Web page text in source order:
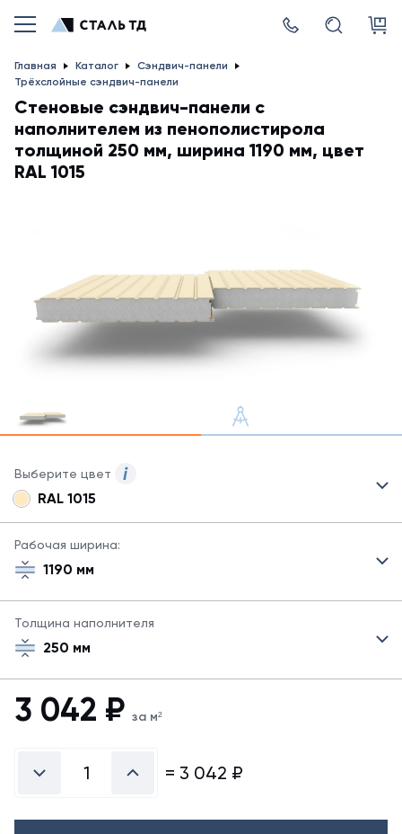
Главная Каталог
Сэндвич-панели
Трёхслойные сэндвич-панели
Стеновые сэндвич-панели с
наполнителем из пенополистирола
толщиной 250 мм, ширина 1190 мм, цвет
RAL 1015
Выберите цвет
сэндвич-
панелей
все
Для
заказа
другого
RAL 1015
Рабочая ширина:
1190 мм
Толщина наполнителя
250 мм
3 042 ₽ за м²
= 3 042 ₽